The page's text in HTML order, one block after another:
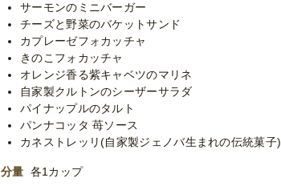
サーモンのミニバーガー
チーズと野菜のバケットサンド
カプレーゼフォカッチャ
きのこフォカッチャ
オレンジ香る紫キャベツのマリネ
自家製クルトンのシーザーサラダ
パイナップルのタルト
パンナコッタ 苺ソース
カネストレッリ(自家製ジェノバ生まれの伝統菓子)
分量 各1カップ